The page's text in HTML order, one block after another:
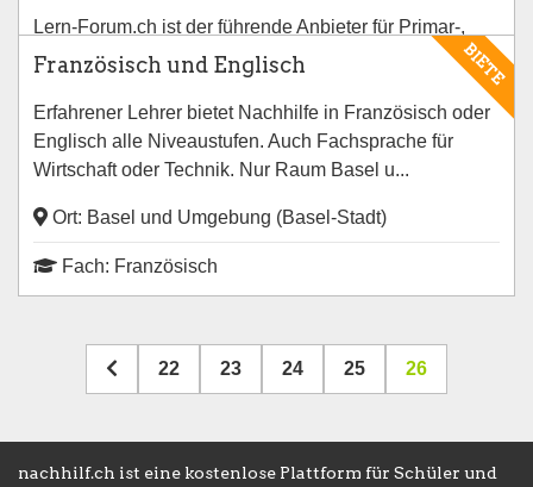
Lern-Forum.ch ist der führende Anbieter für Primar-,
Sekundar- und Gymnasialschüler in Zürich und
Umgebung, wenn es um den Schulerfolg Ihres Kindes
geht.
Ort: Zürich
BIETE
Französisch und Englisch
Erfahrener Lehrer bietet Nachhilfe in Französisch oder
Englisch alle Niveaustufen. Auch Fachsprache für
Wirtschaft oder Technik. Nur Raum Basel u...
Ort: Basel und Umgebung (Basel-Stadt)
Fach: Französisch
22 23 24 25 26
nachhilf.ch ist eine kostenlose Plattform für Schüler und